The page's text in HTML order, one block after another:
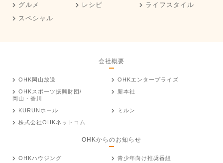
グルメ
レシピ
ライフスタイル
スペシャル
会社概要
OHK岡山放送
OHKエンタープライズ
OHKスポーツ振興財団/
岡山・香川
新本社
KURUNホール
ミルン
株式会社OHKネットコム
OHKからのお知らせ
OHKハウジング 青少年向け推奨番組